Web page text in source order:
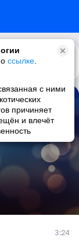
ссылке
с ними
причиняет
и влечёт
3:24